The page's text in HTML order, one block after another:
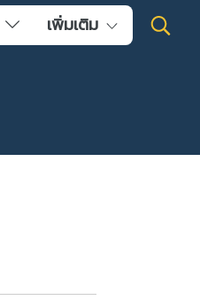
เพิ่มเติม